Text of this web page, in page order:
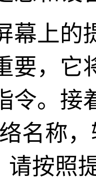
幕上的
要，它
令。接
名称
请按照